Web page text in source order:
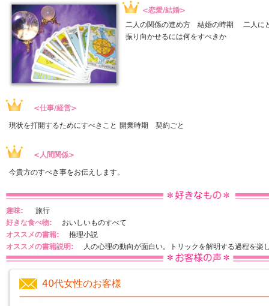
<恋愛/結婚>
二人の関係の進め方 結婚の時期 二人に
振り向かせるには何をすべきか
<仕事/経営>
現状を打開するためにすべきこと 開業時期 契約ごと
<人間関係>
今貴方のすべき事をお伝えします。
趣味:
旅行
好きな食べ物:
おいしいものすべて
オススメの書籍:
推理小説
オススメの書籍説明:
人の心理の動向が面白い。トリックを解明する過程を楽
40代女性のお客様